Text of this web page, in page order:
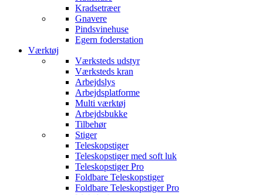
Kradsetræer
Gnavere
Pindsvinehuse
Egern foderstation
Værktøj
Værksteds udstyr
Værksteds kran
Arbejdslys
Arbejdsplatforme
Multi værktøj
Arbejdsbukke
Tilbehør
Stiger
Teleskopstiger
Teleskopstiger med soft luk
Teleskopstiger Pro
Foldbare Teleskopstiger
Foldbare Teleskopstiger Pro